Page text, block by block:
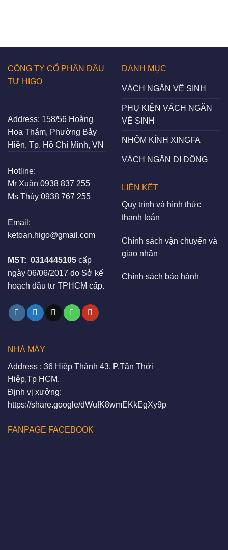
CÔNG TY CỔ PHẦN ĐẦU
TƯ HIGO
Address: 158/56 Hoàng
Hoa Thám, Phường Bảy
Hiền, Tp. Hồ Chí Minh, VN
Hotline:
Mr Xuân 0938 837 255
Ms Thúy 0938 767 255
Email:
ketoan.higo@gmail.com
MST: 0314445105 cấp
ngày 06/06/2017 do Sở kế
hoạch đầu tư TPHCM cấp.
DANH MỤC
VÁCH NGĂN VỆ SINH
PHỤ KIỆN VÁCH NGĂN
VỆ SINH
NHÔM KÍNH XINGFA
VÁCH NGĂN DI ĐỘNG
LIÊN KẾT
Quy trình và hình thức
thanh toán
Chính sách vận chuyển và
giao nhận
Chính sách bảo hành
NHÀ MÁY
Address : 36 Hiệp Thành 43, P.Tân Thới
Hiệp,Tp HCM.
Định vị xưởng:
https://share.google/dWufK8wmEKkEgXy9p
FANPAGE FACEBOOK